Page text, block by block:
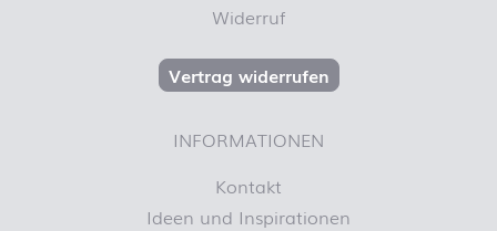
Widerruf
Vertrag widerrufen
INFORMATIONEN
Kontakt
Ideen und Inspirationen